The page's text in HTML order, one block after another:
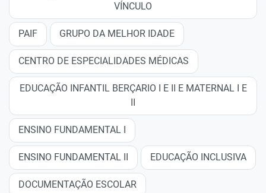
VÍNCULO
PAIF GRUPO DA MELHOR IDADE
CENTRO DE ESPECIALIDADES MÉDICAS
EDUCAÇÃO INFANTIL BERÇARIO I E II E MATERNAL I E
ENSINO FUNDAMENTAL I
ENSINO FUNDAMENTAL II EDUCAÇÃO INCLUSIVA
DOCUMENTAÇÃO ESCOLAR